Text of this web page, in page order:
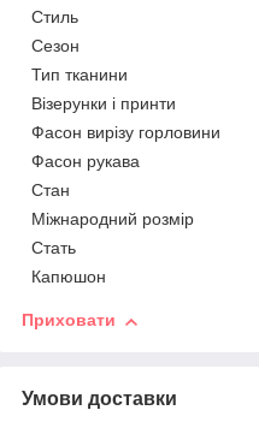
Стиль
Сезон
Тип тканини
Візерунки і принти
Фасон вирізу горловини
Фасон рукава
Стан
Міжнародний розмір
Стать
Капюшон
Приховати
Умови доставки